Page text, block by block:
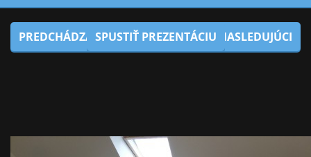
PREDCHÁDZAJÚCISPUSTIŤ PREZENTÁCIU NASLEDUJÚCI